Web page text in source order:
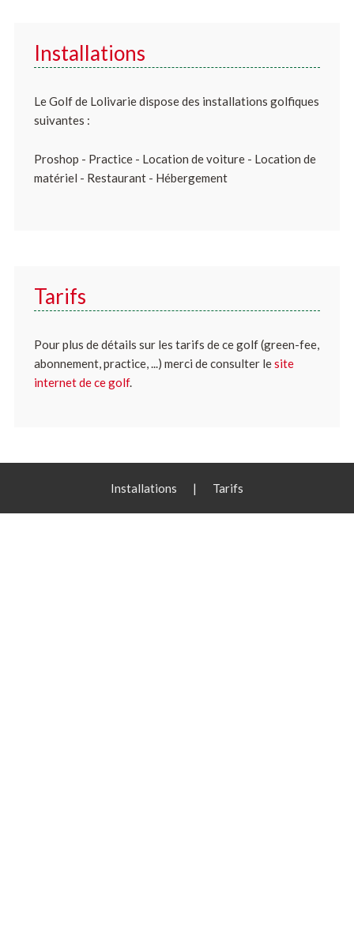
Installations
Le Golf de Lolivarie dispose des installations golfiques
suivantes :
Proshop - Practice - Location de voiture - Location de
matériel - Restaurant - Hébergement
Tarifs
Pour plus de détails sur les tarifs de ce golf (green-fee,
abonnement, practice, ...) merci de consulter lesite
internet de ce golf.
Installations | Tarifs